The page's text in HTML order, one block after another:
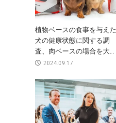
植物ベースの食事を与えた
犬の健康状態に関する調
査、肉ベースの場合を大...
2024.09.17